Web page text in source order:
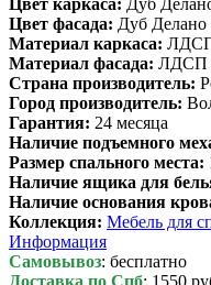
Цвет фасада: Дуб Делано
Материал каркаса:
Материал фасада: ЛДСП
Cтрана производитель:
Город производитель:
Гарантия: 24 месяца
Наличие подъемного
Размер спального места:
Наличие ящика для
Наличие основания
Коллекция: Мебель для
Информация
Самовывоз: бесплатно
Доставка по Спб: 1550